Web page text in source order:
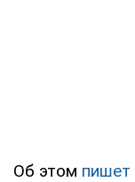
Об этом пишет